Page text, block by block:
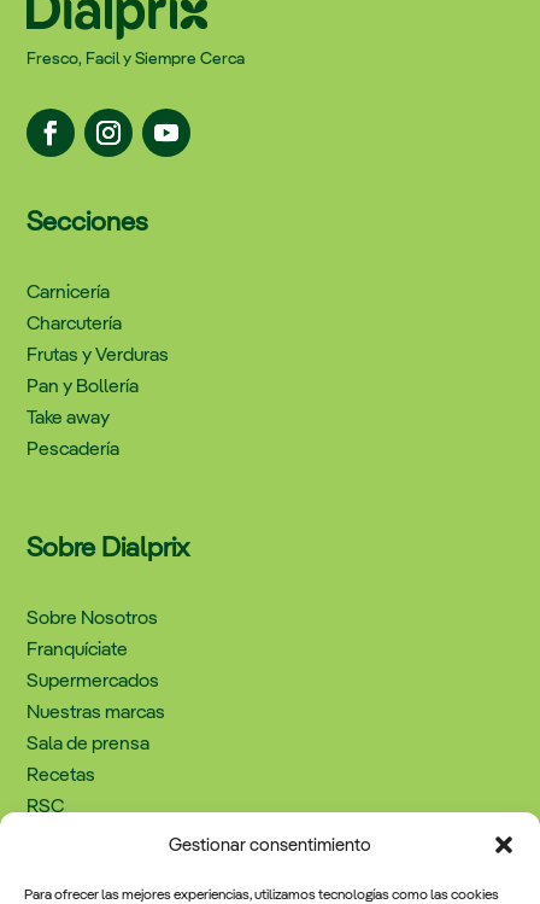
Gestionar consentimiento
Para ofrecer las mejores experiencias, utilizamos tecnologías como las cookies
Fresco, Facil y Siempre Cerca
Secciones
Carnicería
Charcutería
Frutas y Verduras
Pan y Bollería
Take away
Pescadería
Sobre Dialprix
Sobre Nosotros
Franquíciate
Supermercados
Nuestras marcas
Sala de prensa
Recetas
RSC
Trabaja con nosotros